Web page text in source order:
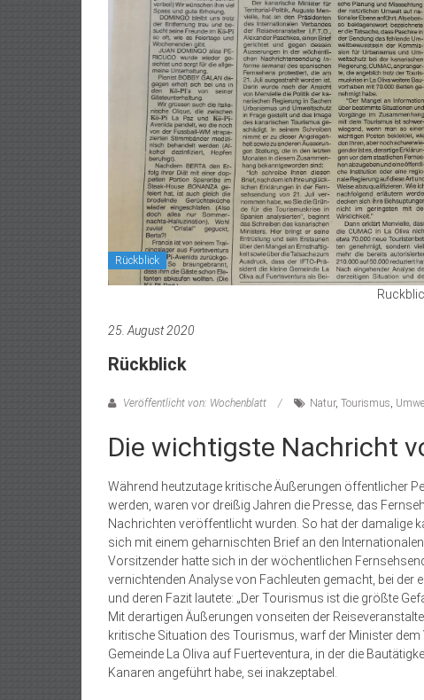
Rückblick
25. August 2020
Rückblick
Veröffentlicht von: Wochenblatt Natur, Tourismus
Die wichtigste Nachricht
Während heutzutage kritische Äußerungen öffentlicher
werden, waren vor dreißig Jahren die Presse, das
Nachrichten veröffentlicht wurden. So hat der damalige
sich mit einem geharnischten Brief an den
Vorsitzender hatte sich in der wöchentlichen
vernichtenden Analyse von Fachleuten gemacht, bei der
und deren Fazit lautete: „Der Tourismus ist die größte
Mit derartigen Äußerungen vonseiten der
kritische Situation des Tourismus, warf der Minister
Gemeinde La Oliva auf Fuerteventura, in der die
Kanaren angeführt habe, sei inakzeptabel.